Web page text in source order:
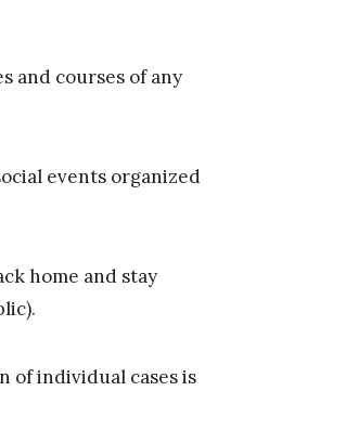
and courses of any
events organized
home and stay
of individual cases is